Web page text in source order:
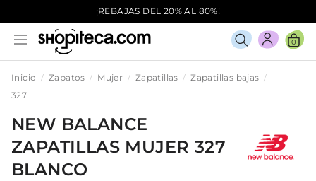
¡REBAJAS DEL 20% AL 80%!
0
Inicio Zapatos Mujer Zapatillas
Zapatillas bajas
327
NEW BALANCE
ZAPATILLAS MUJER 327
BLANCO